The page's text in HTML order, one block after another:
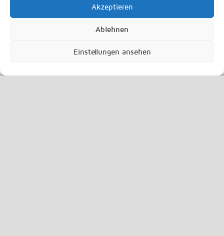
Akzeptieren
Ablehnen
Einstellungen ansehen